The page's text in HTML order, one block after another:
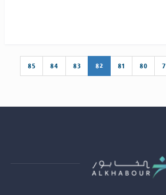
80
81
82
83
84
85